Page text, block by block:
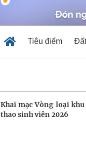
Tiêu điểm
Khai mạc Vòng loại
thao sinh viên 2026